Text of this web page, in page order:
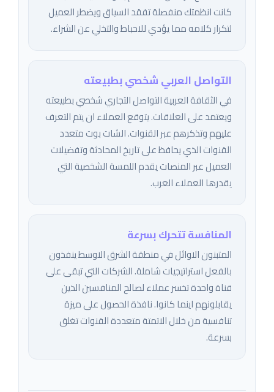
كانت انظمتك منفصلة تفقد السياق ويضطر العميل
لتكرار كلامه مما يؤدي للاحباط والتخلي عن الشراء.
التواصل العربي شخصي بطبيعته
في الثقافة العربية التواصل التجاري شخصي بطبيعته
ويعتمد على العلاقات. يتوقع العملاء ان يتم التعرف
عليهم وتذكرهم عبر القنوات. الشات بوت متعدد
القنوات الذي يحافظ على تاريخ المحادثة وتفضيلات
العميل عبر المنصات يقدم اللمسة الشخصية التي
يقدرها العملاء العرب.
المنافسة تتحرك بسرعة
المتبنون الاوائل في منطقة الشرق الاوسط ينفذون
بالفعل استراتيجيات شاملة. الشركات التي تبقى على
قناة واحدة تخسر عملاء لصالح المنافسين الذين
يقابلونهم اينما كانوا. نافذة الحصول على ميزة
تنافسية من خلال الاتمتة متعددة القنوات تغلق
بسرعة.